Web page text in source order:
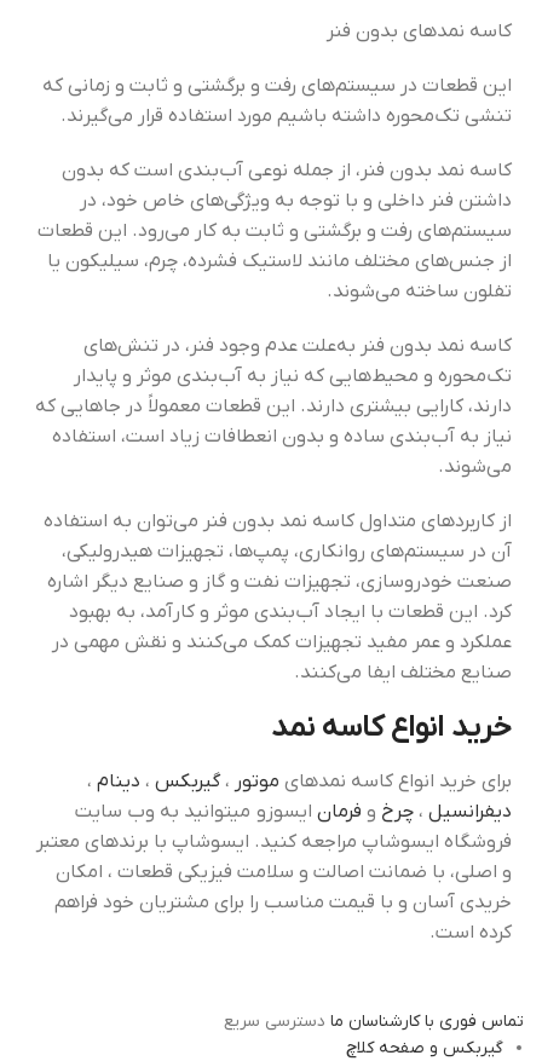
کاسه نمدهای بدون فنر
این قطعات در سیستم‌های رفت و برگشتی و ثابت و زمانی که
تنشی تک‌محوره داشته باشیم مورد استفاده قرار می‌گیرند.
کاسه نمد بدون فنر، از جمله نوعی آب‌بندی است که بدون
داشتن فنر داخلی و با توجه به ویژگی‌های خاص خود، در
سیستم‌های رفت و برگشتی و ثابت به کار می‌رود. این قطعات
از جنس‌های مختلف مانند لاستیک فشرده، چرم، سیلیکون یا
تفلون ساخته می‌شوند.
کاسه نمد بدون فنر به‌علت عدم وجود فنر، در تنش‌های
تک‌محوره و محیط‌هایی که نیاز به آب‌بندی موثر و پایدار
دارند، کارایی بیشتری دارند. این قطعات معمولاً در جاهایی که
نیاز به آب‌بندی ساده و بدون انعطافات زیاد است، استفاده
می‌شوند.
از کاربردهای متداول کاسه نمد بدون فنر می‌توان به استفاده
آن در سیستم‌های روانکاری، پمپ‌ها، تجهیزات هیدرولیکی،
صنعت خودروسازی، تجهیزات نفت و گاز و صنایع دیگر اشاره
کرد. این قطعات با ایجاد آب‌بندی موثر و کارآمد، به بهبود
عملکرد و عمر مفید تجهیزات کمک می‌کنند و نقش مهمی در
صنایع مختلف ایفا می‌کنند.
خرید انواع کاسه نمد
برای خرید انواع کاسه نمدهای موتور ،گیربکس ، دینام ،
دیفرانسیل ، چرخ و فرمان ایسوزو میتوانید به وب سایت
فروشگاه ایسوشاپ مراجعه کنید. ایسوشاپ با برندهای معتبر
و اصلی، با ضمانت اصالت و سلامت فیزیکی قطعات ، امکان
خریدی آسان و با قیمت مناسب را برای مشتریان خود فراهم
کرده است.
تماس فوری با کارشناسان ما دسترسی سریع
گیربکس و صفحه کلاچ